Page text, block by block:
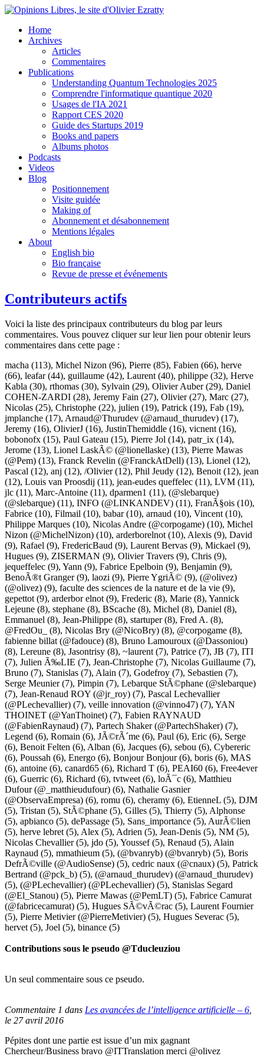
Home
Archives
Articles
Commentaires
Publications
Understanding Quantum Technologies 2025
Comprendre l'informatique quantique 2020
Usages de l'IA 2021
Rapport CES 2020
Guide des Startups 2019
Books and papers
Albums photos
Podcasts
Videos
Blog
Positionnement
Visite guidée
Making of
Abonnement et désabonnement
Mentions légales
About
English bio
Bio française
Revue de presse et événements
Contributeurs actifs
Voici la liste des principaux contributeurs du blog par leurs
commentaires. Vous pouvez cliquer sur leur lien pour obtenir leurs
commentaires dans cette page :
macha (113), Michel Nizon (96), Pierre (85), Fabien (66), herve
(66), leafar(44), guillaume (42), Laurent (40), philippe (32), Herve
Kabla (30), rthomas (30), Sylvain (29), Olivier Auber(29), Daniel
COHEN-ZARDI (28), Jeremy Fain (27), Olivier(27), Marc (27),
Nicolas (25), Christophe (22), julien (19), Patrick (19), Fab (19),
jmplanche (17), Arnaud@Thurudev (@arnaud_thurudev) (17),
Jeremy (16), OlivierJ (16), JustinThemiddle (16), vicnent (16),
bobonofx (15), Paul Gateau (15), Pierre Jol (14), patr_ix (14),
Jerome (13), Lionel LaskÃ© (@lionellaske) (13), Pierre Mawas
(@Pem) (13), Franck Revelin (@FranckAtDell) (13), Lionel (12),
Pascal (12), anj (12), /Olivier(12), Phil Jeudy (12), Benoit (12), jean
(12), Louis van Proosdij (11), jean-eudes queffelec (11), LVM (11),
jlc (11), Marc-Antoine (11), dparmen1 (11), (@slebarque)
(@slebarque) (11), INFO (@LINKANDEV) (11), FranÃ§ois (10),
Fabrice (10), Filmail (10), babar(10), arnaud (10), Vincent (10),
Philippe Marques (10), Nicolas Andre (@corpogame) (10), Michel
Nizon (@MichelNizon) (10), arderborelnot (10), Alexis (9), David
(9), Rafael (9), FredericBaud (9), Laurent Bervas (9), Mickael (9),
Hugues (9), ZISERMAN (9), Olivier Travers (9), Chris (9),
jequeffelec (9), Yann (9), Fabrice Epelboin (9), Benjamin (9),
BenoÃ®t Granger(9), laozi (9), Pierre YgriÃ© (9), (@olivez)
(@olivez) (9), faculte des sciences de la nature et de la vie (9),
gepettot (9), arderbor elnot (9), Frederic (8), Marie (8), Yannick
Lejeune (8), stephane (8), BScache (8), Michel (8), Daniel (8),
Emmanuel (8), Jean-Philippe (8), startuper(8), Fred A. (8),
@FredOu_
(8), Nicolas Bry (@NicoBry) (8), @corpogame (8),
fabienne billat (@fadouce) (8), Bruno Lamouroux (@Dassoniou)
(8), Lereune (8), Jasontrisy (8), ~laurent (7), Patrice (7), JB (7), ITI
(7), Julien Ã‰LIE (7), Jean-Christophe (7), Nicolas Guillaume (7),
Bruno (7), Stanislas (7), Alain (7), Godefroy (7), Sebastien (7),
Serge Meunier(7), Pimpin (7), Lebarque StÃ©phane (@slebarque)
(7), Jean-Renaud ROY (@jr_roy) (7), Pascal Lechevallier
(@PLechevallier) (7), veille innovation (@vinno47) (7), YAN
THOINET (@YanThoinet) (7), Fabien RAYNAUD
(@FabienRaynaud) (7), Partech Shaker (@PartechShaker) (7),
Legend (6), Romain (6), JÃ©rÃ´me (6), Paul (6), Eric (6), Serge
(6), Benoit Felten (6), Alban (6), Jacques (6), sebou (6), Cybereric
(6), Poussah (6), Energo (6), Bonjour Bonjour(6), boris (6), MAS
(6), antoine (6), canard65 (6), Richard T (6), PEAI60 (6), Free4ever
(6), Guerric (6), Richard (6), tvtweet (6), loÃ¯c (6), Matthieu
Dufour (@_matthieudufour) (6), Nathalie Gasnier
(@ObservaEmpresa) (6), romu (6), cheramy (6), EtienneL (5), DJM
(5), Tristan (5), StÃ©phane (5), Gilles (5), Thierry (5), Alphonse
(5), apbianco (5), dePassage (5), Sans_importance (5), AurÃ©lien
(5), herve lebret (5), Alex (5), Adrien (5), Jean-Denis (5), NM (5),
Nicolas Chevallier(5), jdo (5), Youssef(5), Renaud (5), Alain
Raynaud (5), mmathieum (5), (@bvanryb) (@bvanryb) (5), Boris
DefrÃ©ville (@AudioSense) (5), cedric naux (@cnaux) (5), Patrick
Bertrand (@pck_b) (5), (@arnaud_thurudev) (@arnaud_thurudev)
(5), (@PLechevallier) (@PLechevallier) (5), Stanislas Segard
(@El_Stanou) (5), Pierre Mawas (@PemLT) (5), Fabrice Camurat
(@fabricecamurat) (5), Hugues SÃ©vÃ©rac (5), Laurent Fournier
(5), Pierre Metivier (@PierreMetivier) (5), Hugues Severac (5),
hervet (5), Joel (5), binance (5)
Contributions sous le pseudo @Tducleuziou
Un seul commentaire sous ce pseudo.
Commentaire 1 dans Les avancées de l’intelligence artificielle – 6
le 27 avril 2016
Pépites dont une partie est issue d’un mix gagnant
Chercheur/Business bravo @ITTranslation merci @olivez